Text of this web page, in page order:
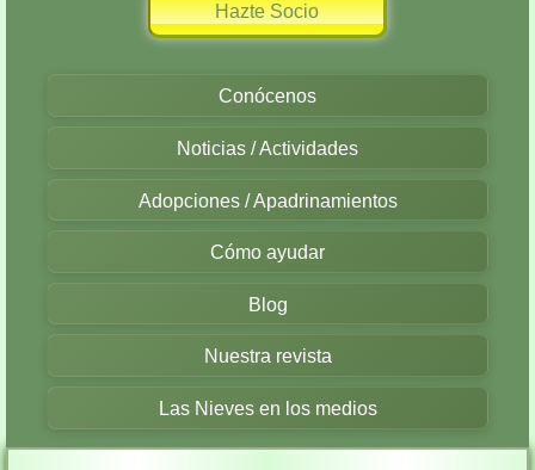
Hazte Socio
Conócenos
Noticias / Actividades
Adopciones / Apadrinamientos
Cómo ayudar
Blog
Nuestra revista
Las Nieves en los medios